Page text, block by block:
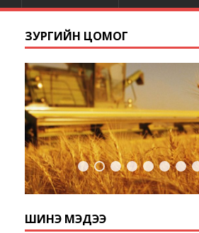
ЗУРГИЙН ЦОМОГ
ШИНЭ МЭДЭЭ